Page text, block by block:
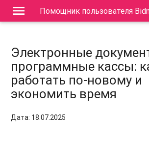
menu Помощник пользователя
Электронные
программные кассы:
работать по-новому и
экономить время
Дата: 18.07.2025